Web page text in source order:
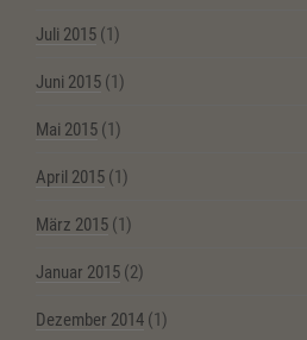
Juli 2015 (1)
Juni 2015 (1)
Mai 2015 (1)
April 2015 (1)
März 2015 (1)
Januar 2015 (2)
Dezember 2014 (1)